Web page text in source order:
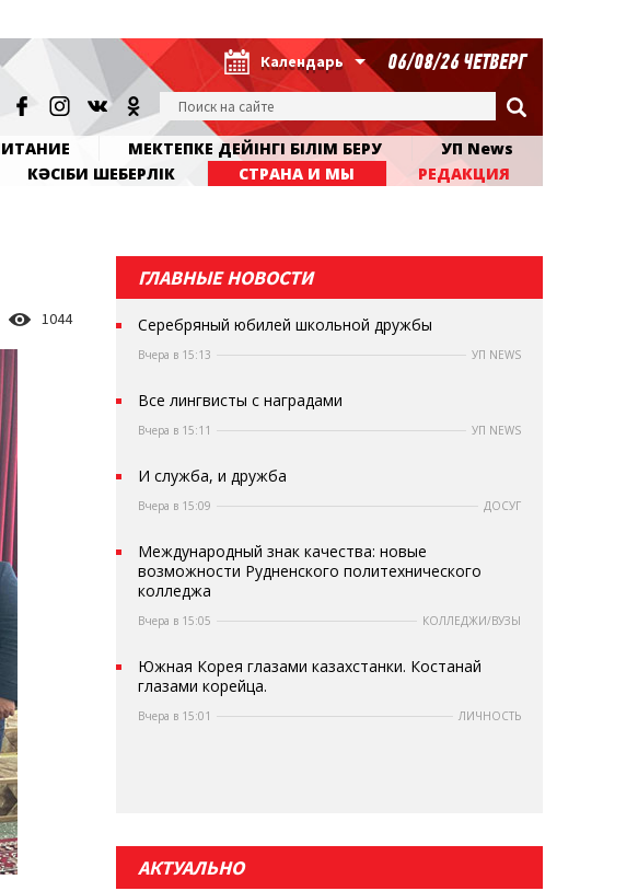
Календарь 06/08/26 ЧЕТВЕРГ
МЕКТЕПКЕ ДЕЙІНГІ БІЛІМ БЕРУ
УП News
КӘСІБИ ШЕБЕРЛІК СТРАНА И МЫ РЕДАКЦИЯ
1044
ГЛАВНЫЕ НОВОСТИ
Серебряный юбилей школьной дружбы
Вчера в 15:13 УП NEWS
Все лингвисты с наградами
Вчера в 15:11 УП NEWS
И служба, и дружба
Вчера в 15:09 ДОСУГ
Международный знак качества: новые
возможности Рудненского политехнического
колледжа
Вчера в 15:05 КОЛЛЕДЖИ/ВУЗЫ
Южная Корея глазами казахстанки. Костанай
глазами корейца.
Вчера в 15:01 ЛИЧНОСТЬ
АКТУАЛЬНО